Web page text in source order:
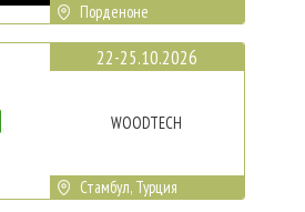
Порденоне
22-25.10.2026
WOODTECH
Стамбул, Турция